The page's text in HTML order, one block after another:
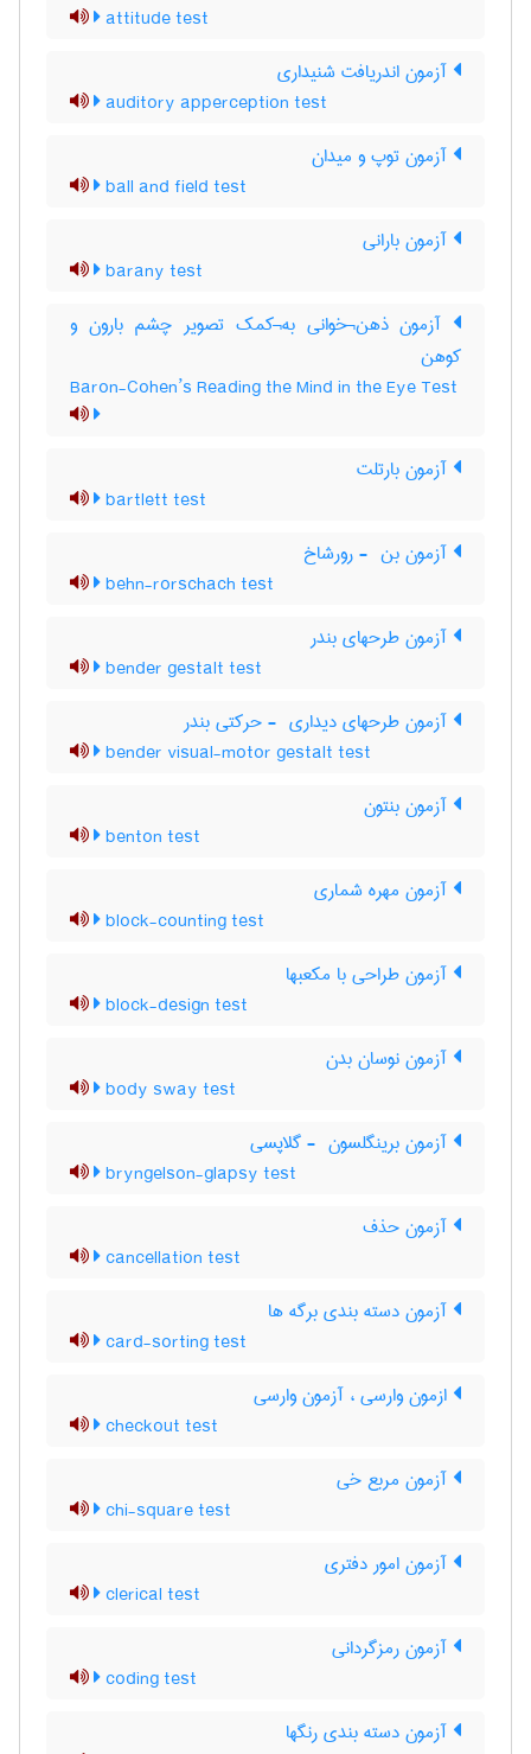
attitude test
آزمون اندریافت شنیداری
auditory apperception test
آزمون توپ و میدان
ball and field test
آزمون بارانی
barany test
آزمون ذهن¬خوانی به¬کمک تصویر چشم بارون و
کوهن
Baron-Cohen’s Reading the Mind in the Eye Test
آزمون بارتلت
bartlett test
آزمون بن ‎ - رورشاخ
behn-rorschach test
آزمون طرحهای بندر
bender gestalt test
آزمون طرحهای دیداری ‎ - حرکتی بندر
bender visual-motor gestalt test
آزمون بنتون
benton test
آزمون مهره شماری
block-counting test
آزمون طراحی با مکعبها
block-design test
آزمون نوسان بدن
body sway test
آزمون برینگلسون ‎ - گلاپسی
bryngelson-glapsy test
آزمون حذف
cancellation test
آزمون دسته بندی برگه ها
card-sorting test
ازمون وارسی ، آزمون وارسی
checkout test
آزمون مربع خی
chi-square test
آزمون امور دفتری
clerical test
آزمون رمزگردانی
coding test
آزمون دسته بندی رنگها